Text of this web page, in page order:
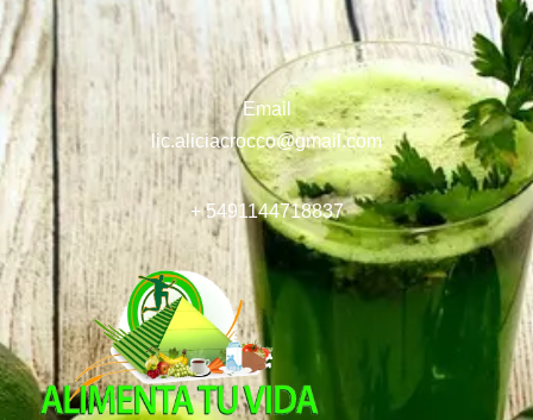
Email
lic.aliciacrocco@gmail.com
+ 5491144718837